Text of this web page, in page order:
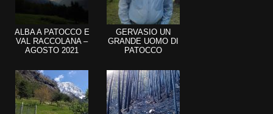
ALBA A PATOCCO E
VAL RACCOLANA –
AGOSTO 2021
GERVASIO UN
GRANDE UOMO DI
PATOCCO